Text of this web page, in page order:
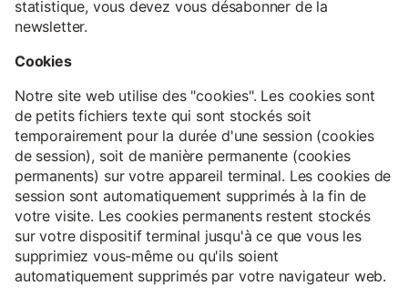
statistique, vous devez vous désabonner de la
newsletter.
Cookies
Notre site web utilise des "cookies". Les cookies sont
de petits fichiers texte qui sont stockés soit
temporairement pour la durée d'une session (cookies
de session), soit de manière permanente (cookies
permanents) sur votre appareil terminal. Les cookies de
session sont automatiquement supprimés à la fin de
votre visite. Les cookies permanents restent stockés
sur votre dispositif terminal jusqu'à ce que vous les
supprimiez vous-même ou qu'ils soient
automatiquement supprimés par votre navigateur web.